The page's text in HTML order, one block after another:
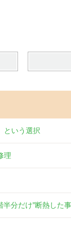
という選択
理
半分だけ”断熱した